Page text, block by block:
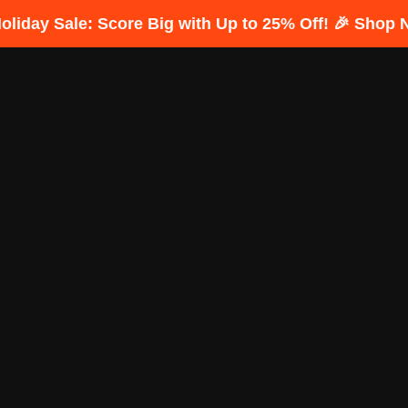
Sale: Score Big with Up to 25% Off! 🎉 Shop